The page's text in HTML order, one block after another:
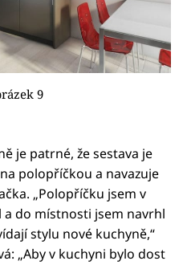
9
je patrné, že sestava je
polopříčkou a navazuje
„Polopříčku jsem v
do místnosti jsem navrhl
stylu nové kuchyně,“
„Aby v kuchyni bylo dost